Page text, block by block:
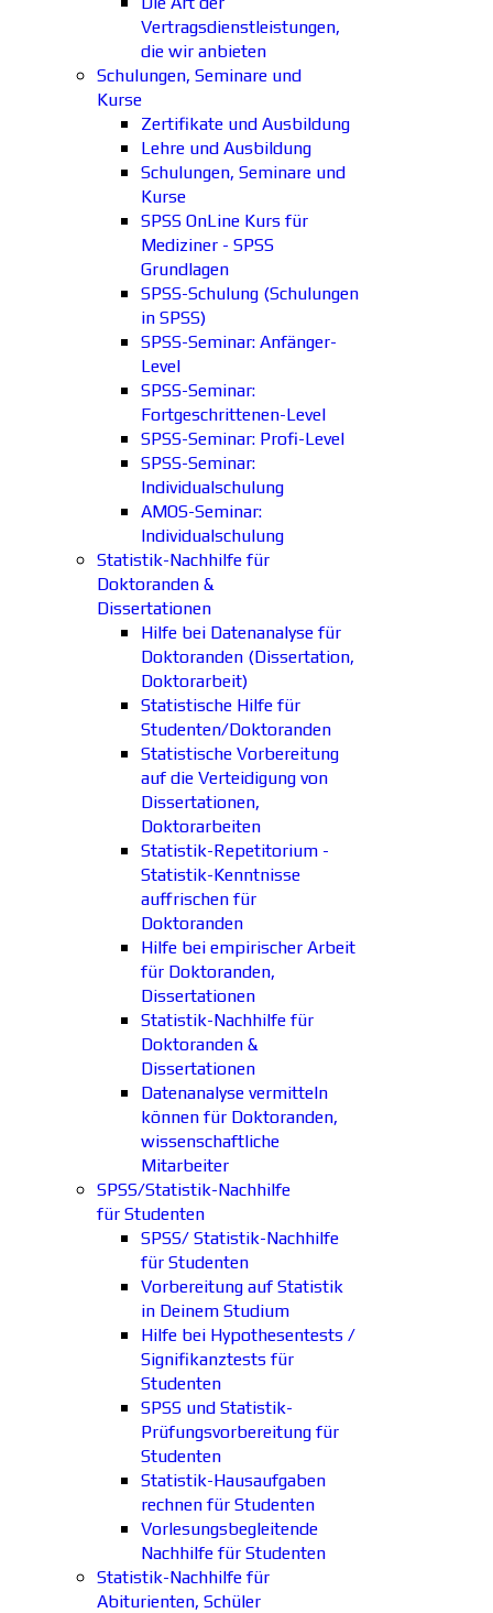
Vertragsdienstleistungen,
die wir anbieten
Schulungen, Seminare und
Kurse
Zertifikate und Ausbildung
Lehre und Ausbildung
Schulungen, Seminare und
Kurse
SPSS OnLine Kurs für
Mediziner - SPSS
Grundlagen
SPSS-Schulung (Schulungen
in SPSS)
SPSS-Seminar: Anfänger-
Level
SPSS-Seminar:
Fortgeschrittenen-Level
SPSS-Seminar: Profi-Level
SPSS-Seminar:
Individualschulung
AMOS-Seminar:
Individualschulung
Statistik-Nachhilfe für
Doktoranden &
Dissertationen
Hilfe bei Datenanalyse für
Doktoranden (Dissertation,
Doktorarbeit)
Statistische Hilfe für
Studenten/Doktoranden
Statistische Vorbereitung
auf die Verteidigung von
Dissertationen,
Doktorarbeiten
Statistik-Repetitorium -
Statistik-Kenntnisse
auffrischen für
Doktoranden
Hilfe bei empirischer Arbeit
für Doktoranden,
Dissertationen
Statistik-Nachhilfe für
Doktoranden &
Dissertationen
Datenanalyse vermitteln
können für Doktoranden,
wissenschaftliche
Mitarbeiter
SPSS/Statistik-Nachhilfe
für Studenten
SPSS/ Statistik-Nachhilfe
für Studenten
Vorbereitung auf Statistik
in Deinem Studium
Hilfe bei Hypothesentests /
Signifikanztests für
Studenten
SPSS und Statistik-
Prüfungsvorbereitung für
Studenten
Statistik-Hausaufgaben
rechnen für Studenten
Vorlesungsbegleitende
Nachhilfe für Studenten
Statistik-Nachhilfe für
Abiturienten, Schüler